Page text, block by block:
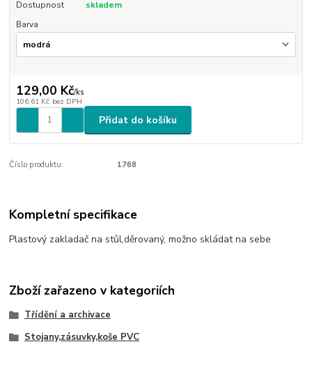
Dostupnost
skladem
Barva
129,00 Kč/ks
106,61 Kč bez DPH
Přidat do košíku
Číslo produktu: 1768
Kompletní specifikace
Plastový zakladač na stůl,děrovaný, možno skládat na sebe
Zboží zařazeno v kategoriích
Třídění a archivace
Stojany,zásuvky,koše PVC